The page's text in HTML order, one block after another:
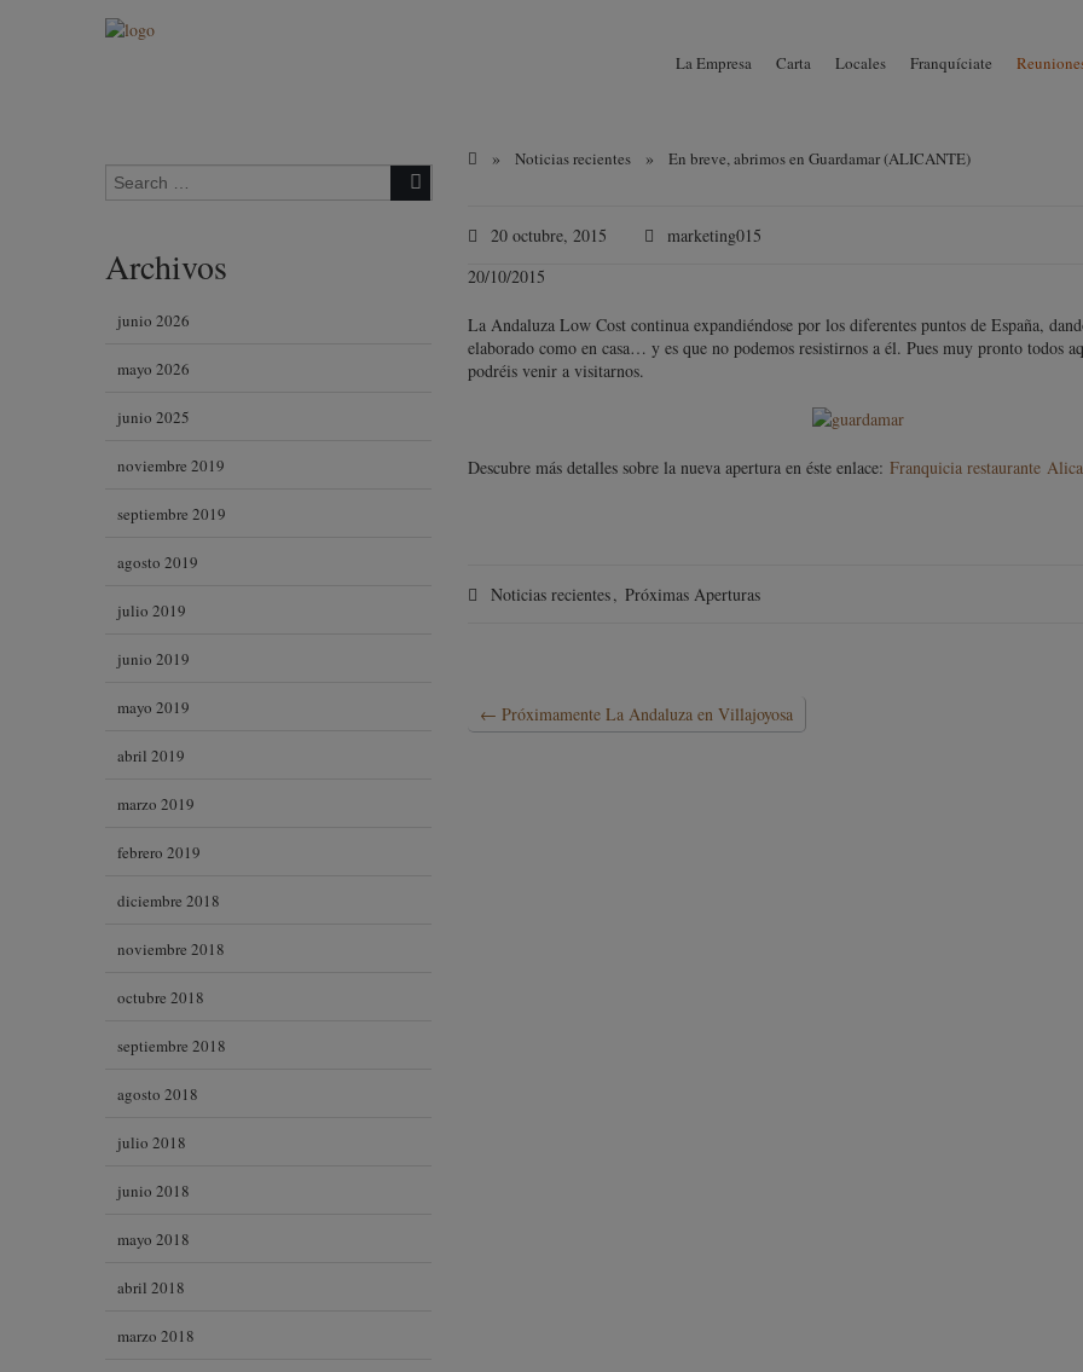
La Empresa Carta Locales Franquíciate
Search for:
Archivos
junio 2026
mayo 2026
junio 2025
noviembre 2019
septiembre 2019
agosto 2019
julio 2019
junio 2019
mayo 2019
abril 2019
marzo 2019
febrero 2019
diciembre 2018
noviembre 2018
octubre 2018
septiembre 2018
agosto 2018
julio 2018
junio 2018
mayo 2018
abril 2018
marzo 2018
» Noticias recientes » En breve, abrimos en Guardamar (ALICANTE)
20 octubre, 2015
marketing015
20/10/2015
La Andaluza Low Cost continua expandiéndose por los diferentes puntos de España,
elaborado como en casa… y es que no podemos resistirnos a él. Pues muy pronto todos
podréis venir a visitarnos.
Descubre más detalles sobre la nueva apertura en éste enlace: Franquicia restaurante
Noticias recientes, Próximas Aperturas
← Próximamente La Andaluza en Villajoyosa